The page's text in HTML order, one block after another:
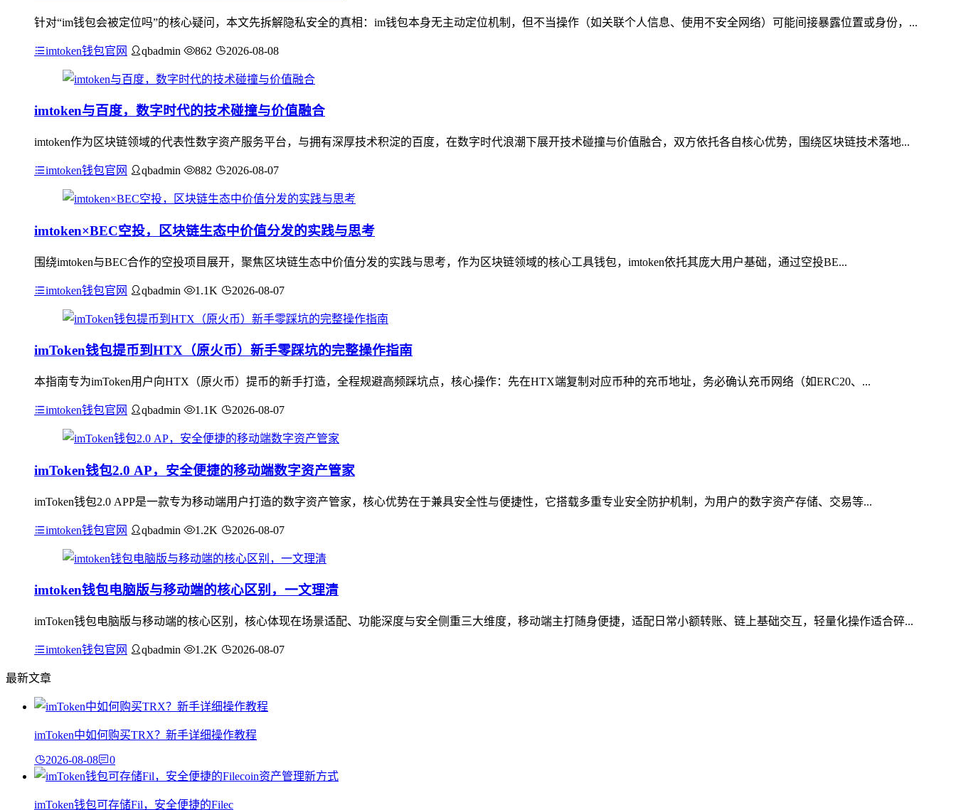
针对“im钱包会被定位吗”的核心疑问，本文先拆解隐私安全的真相：im钱包本身无主动定位机制，但不当操作（如关联个人信息、使用不安全网络）可能间接暴露位置或身份，...
imtoken钱包官网 qbadmin 862 2026-08-08
imtoken与百度，数字时代的技术碰撞与价值融合
imtoken作为区块链领域的代表性数字资产服务平台，与拥有深厚技术积淀的百度，在数字时代浪潮下展开技术碰撞与价值融合，双方依托各自核心优势，围绕区块链技术落地...
imtoken钱包官网 qbadmin 882 2026-08-07
imtoken×BEC空投，区块链生态中价值分发的实践与思考
围绕imtoken与BEC合作的空投项目展开，聚焦区块链生态中价值分发的实践与思考，作为区块链领域的核心工具钱包，imtoken依托其庞大用户基础，通过空投BE...
imtoken钱包官网 qbadmin 1.1K 2026-08-07
imToken钱包提币到HTX（原火币）新手零踩坑的完整操作指南
本指南专为imToken用户向HTX（原火币）提币的新手打造，全程规避高频踩坑点，核心操作：先在HTX端复制对应币种的充币地址，务必确认充币网络（如ERC20、...
imtoken钱包官网 qbadmin 1.1K 2026-08-07
imToken钱包2.0 AP，安全便捷的移动端数字资产管家
imToken钱包2.0 APP是一款专为移动端用户打造的数字资产管家，核心优势在于兼具安全性与便捷性，它搭载多重专业安全防护机制，为用户的数字资产存储、交易等...
imtoken钱包官网 qbadmin 1.2K 2026-08-07
imtoken钱包电脑版与移动端的核心区别，一文理清
imToken钱包电脑版与移动端的核心区别，核心体现在场景适配、功能深度与安全侧重三大维度，移动端主打随身便捷，适配日常小额转账、链上基础交互，轻量化操作适合碎...
imtoken钱包官网 qbadmin 1.2K 2026-08-07
最新文章
imToken中如何购买TRX？新手详细操作教程
2026-08-08 0
imToken钱包可存储Fil，安全便捷的Filec